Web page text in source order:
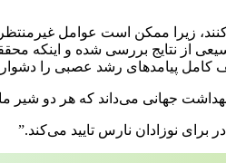
زیرا ممکن است عوامل
نتایج بررسی شده و اینکه
کامل پیامدهای رشد عصبی را
جهانی می‌داند که هر دو شیر
برای نوزادان نارس تایید می‌کند.”